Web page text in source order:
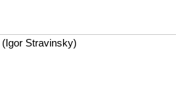
(Igor Stravinsky)